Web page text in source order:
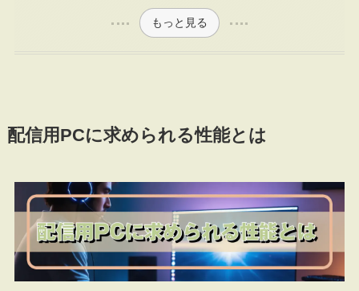
もっと見る
配信用PCに求められる性能とは